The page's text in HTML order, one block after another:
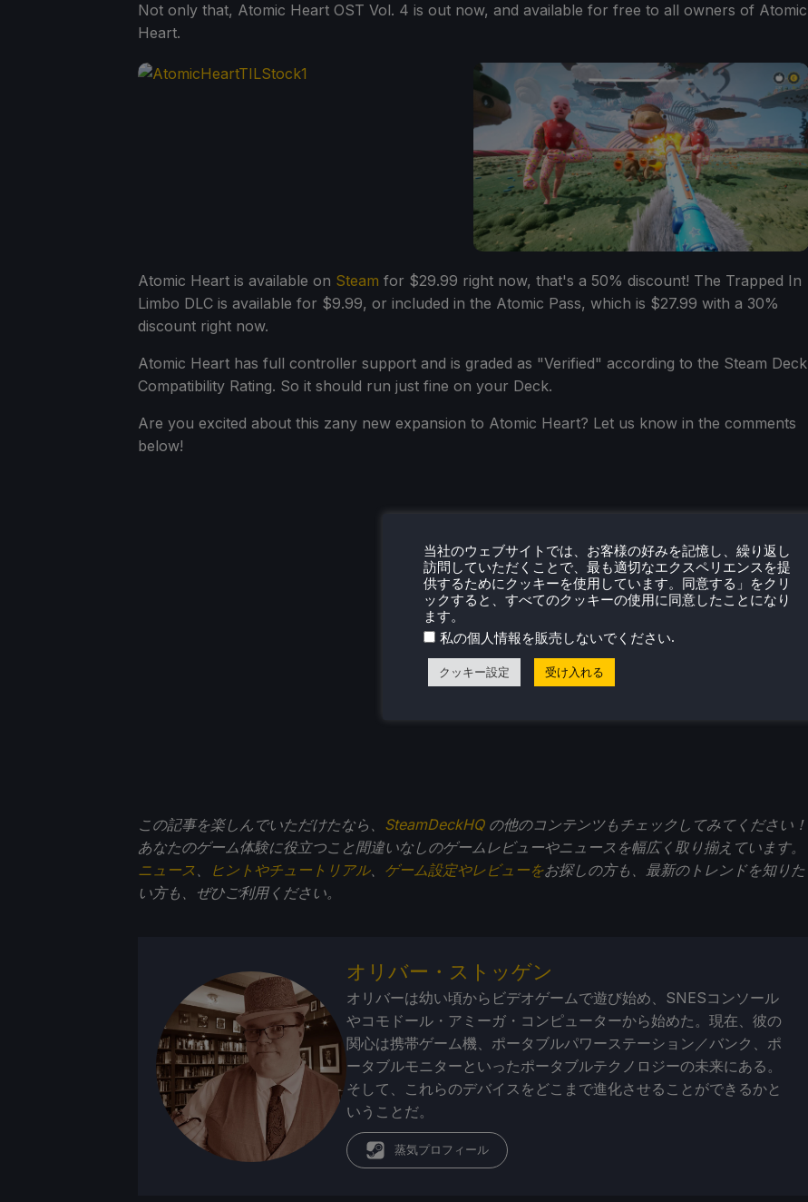
Not only that, Atomic Heart OST Vol. 4 is out now, and available for free to all owners of Atomic
Heart.
Atomic Heart is available on Steam for $29.99 right now, that's a 50% discount! The Trapped In
Limbo DLC is available for $9.99, or included in the Atomic Pass, which is $27.99 with a 30%
discount right now.
Atomic Heart has full controller support and is graded as "Verified" according to the Steam Deck
Compatibility Rating. So it should run just fine on your Deck.
Are you excited about this zany new expansion to Atomic Heart? Let us know in the comments
below!
この記事を楽しんでいただけたなら、 SteamDeckHQの他のコンテンツもチェックしてみてください！
あなたのゲーム体験に役立つこと間違いなしのゲームレビューやニュースを幅広く取り揃えています。
ニュース 、 ヒントやチュートリアル、 ゲーム設定やレビューをお探しの方も、最新のトレンドを知りた
い方も、ぜひご利用ください。
オリバー・ストッゲン
オリバーは幼い頃からビデオゲームで遊び始め、SNESコンソール
やコモドール・アミーガ・コンピューターから始めた。現在、彼の
関心は携帯ゲーム機、ポータブルパワーステーション／バンク、ポ
ータブルモニターといったポータブルテクノロジーの未来にある。
そして、これらのデバイスをどこまで進化させることができるかと
いうことだ。
蒸気プロフィール
当社のウェブサイトでは、お客様の好みを記憶し、繰り返し
訪問していただくことで、最も適切なエクスペリエンスを提
供するためにクッキーを使用しています。同意する」をクリ
ックすると、すべてのクッキーの使用に同意したことになり
ます。
私の個人情報を販売しないでください.
クッキー設定 受け入れる